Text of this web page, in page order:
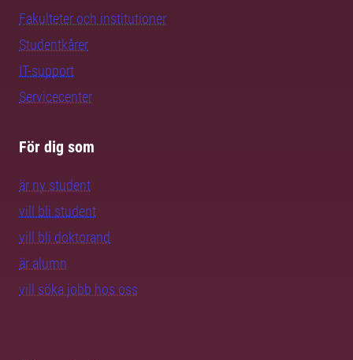
Fakulteter och institutioner
Studentkårer
IT-support
Servicecenter
För dig som
är ny student
vill bli student
vill bli doktorand
är alumn
vill söka jobb hos oss